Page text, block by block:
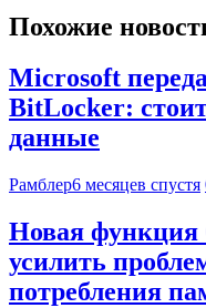
Похожие
Microsoft
BitLocker:
данные
Рамблер6 месяцев спустя
Новая функция
усилить
потребления